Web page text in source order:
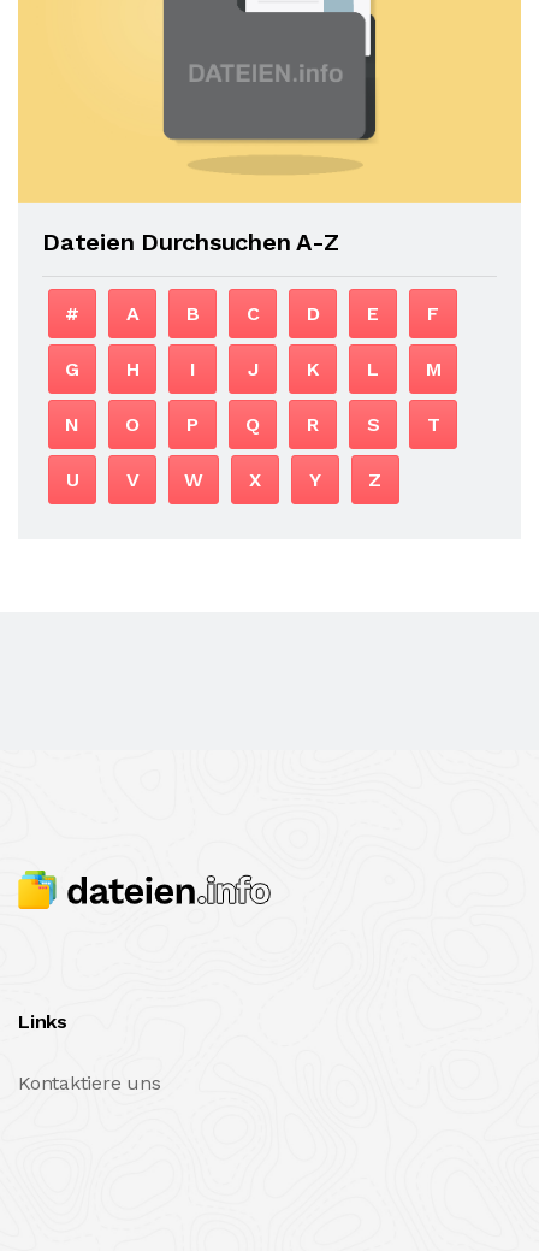
Dateien Durchsuchen A-Z
# A B C D E F
G H I J K L M
N O P Q R S T
U V W X Y Z
Links
Kontaktiere uns